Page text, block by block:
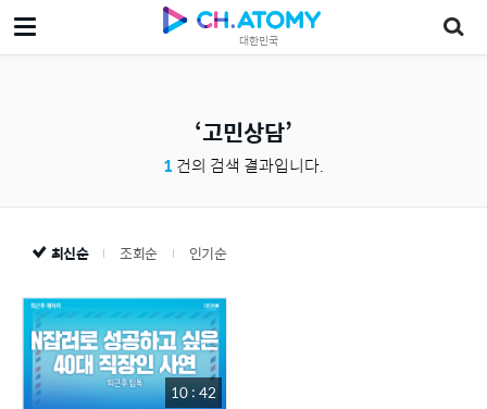
대한민국
고민상담
1 건의 검색 결과입니다.
최신순 조회순 인기순
10 : 42